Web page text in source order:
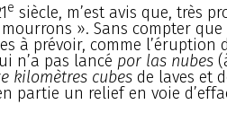
e siècle, m’est avis que, très
». Sans compter
à prévoir, comme l’éruption
n’a pas lancé por las nubes
kilomètres cubes de laves et
partie un relief en voie